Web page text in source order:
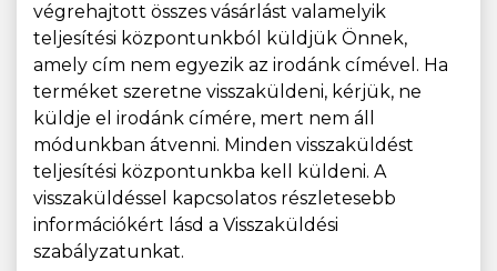
végrehajtott összes vásárlást valamelyik
teljesítési központunkból küldjük Önnek,
amely cím nem egyezik az irodánk címével. Ha
terméket szeretne visszaküldeni, kérjük, ne
küldje el irodánk címére, mert nem áll
módunkban átvenni. Minden visszaküldést
teljesítési központunkba kell küldeni. A
visszaküldéssel kapcsolatos részletesebb
információkért lásd a Visszaküldési
szabályzatunkat.